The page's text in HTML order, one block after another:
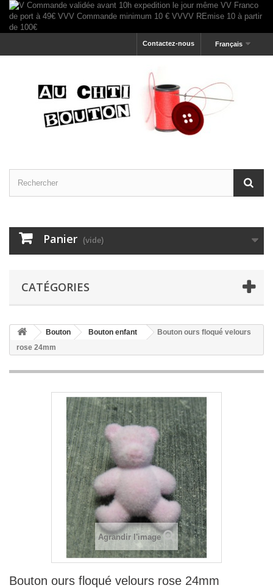
Français
Contactez-nous
Panier (vide)
CATÉGORIES
Bouton Bouton enfant
Bouton ours floqué velours
rose 24mm
Agrandir l'image
Bouton ours floqué velours rose 24mm